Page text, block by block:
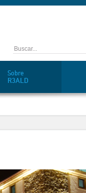
Sobre
R3ALD